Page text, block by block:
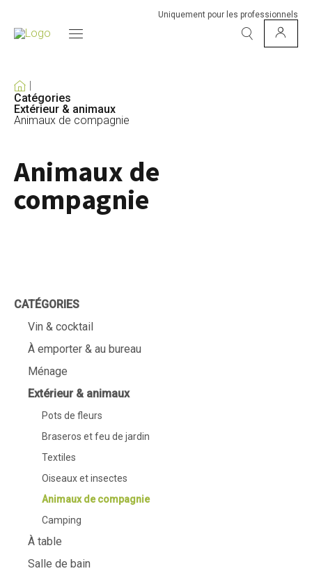
Uniquement pour les professionnels
Catégories
Extérieur & animaux
Animaux de compagnie
Animaux de
compagnie
CATÉGORIES
Vin & cocktail
À emporter & au bureau
Ménage
Extérieur & animaux
Pots de fleurs
Braseros et feu de jardin
Textiles
Oiseaux et insectes
Animaux de compagnie
Camping
À table
Salle de bain